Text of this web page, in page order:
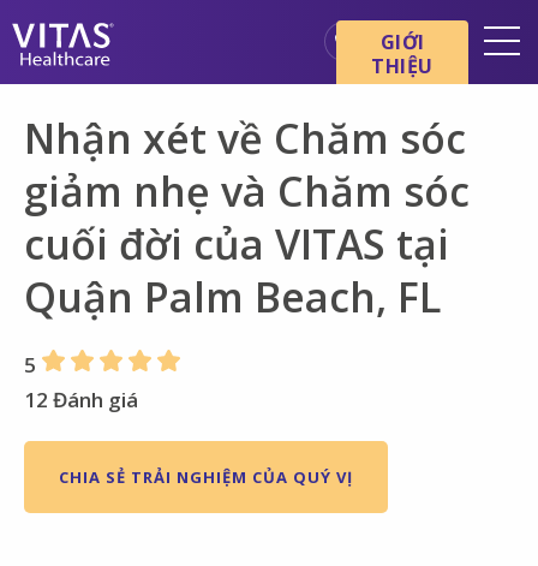
Cơ bản về chăm sóc cuối đời
Dịch vụ
Chuyên gia chăm sóc sức
khỏe
Gia đình và người chăm sóc
GIỚI
THIỆU
Nhận xét về Chăm sóc
giảm nhẹ và Chăm sóc
cuối đời của VITAS tại
Quận Palm Beach, FL
5
12 Đánh giá
CHIA SẺ TRẢI NGHIỆM CỦA QUÝ VỊ